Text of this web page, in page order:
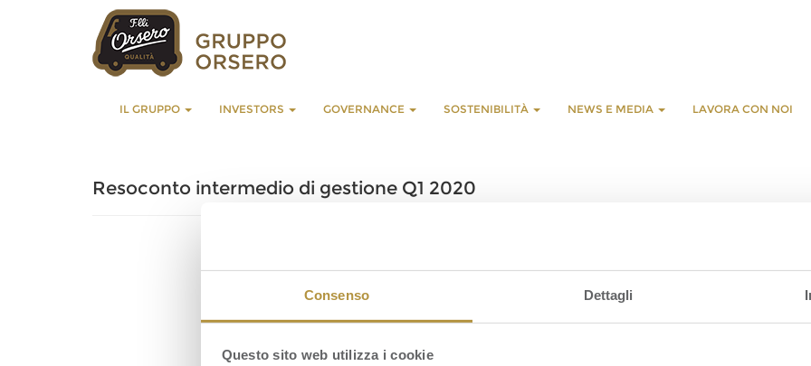
Consenso Dettagli
Questo sito web utilizza i cookie
IL GRUPPO INVESTORS GOVERNANCE SOSTENIBILITÀ NEWS E MEDIA LAVORA CON NOI
Resoconto intermedio di gestione Q1 2020